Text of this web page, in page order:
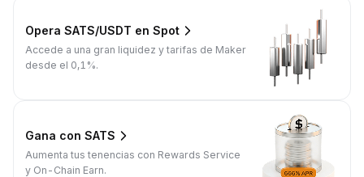
Opera SATS/USDT en Spot
Accede a una gran liquidez y tarifas de Maker
desde el 0,1%.
Gana con SATS
Aumenta tus tenencias con Rewards Service
y On-Chain Earn.